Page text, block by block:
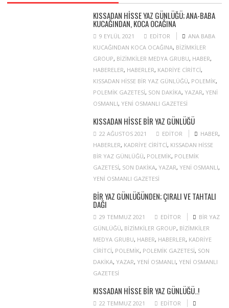
KISSADAN HISSE YAZ GÜNLÜĞÜ; ANA-BABA
KUCAĞINDAN, KOCA OCAĞINA
9 EYLÜL 2021 EDITOR
ANA BABA
KUCAĞINDAN KOCA OCAĞINA, BIZIMKILER
GROUP, BIZIMKILER MEDYA GRUBU, HABER,
HABERELER, HABERLER, KADRIYE CIRITCI,
KISSADAN HISSE BIR YAZ GÜNLÜĞÜ, POLEMIK,
POLEMIK GAZETESI, SON DAKIKA, YAZAR, YENI
OSMANLI, YENI OSMANLI GAZETESI
KISSADAN HISSE BIR YAZ GÜNLÜĞÜ
22 AĞUSTOS 2021 EDITOR HABER,
HABERLER, KADRIYE CIRITCI, KISSADAN HISSE
BIR YAZ GÜNLÜĞÜ, POLEMIK, POLEMIK
GAZETESI, SON DAKIKA, YAZAR, YENI OSMANLI,
YENI OSMANLI GAZETESI
BIR YAZ GÜNLÜĞÜNDEN; ÇIRALI VE TAHTALI
DAĞI
29 TEMMUZ 2021 EDITOR
BIR YAZ
GÜNLÜĞÜ, BIZIMKILER GROUP, BIZIMKILER
MEDYA GRUBU, HABER, HABERLER, KADRIYE
CIRITCI, POLEMIK, POLEMIK GAZETESI, SON
DAKIKA, YAZAR, YENI OSMANLI, YENI OSMANLI
GAZETESI
KISSADAN HISSE BIR YAZ GÜNLÜĞÜ..!
22 TEMMUZ 2021
EDITOR